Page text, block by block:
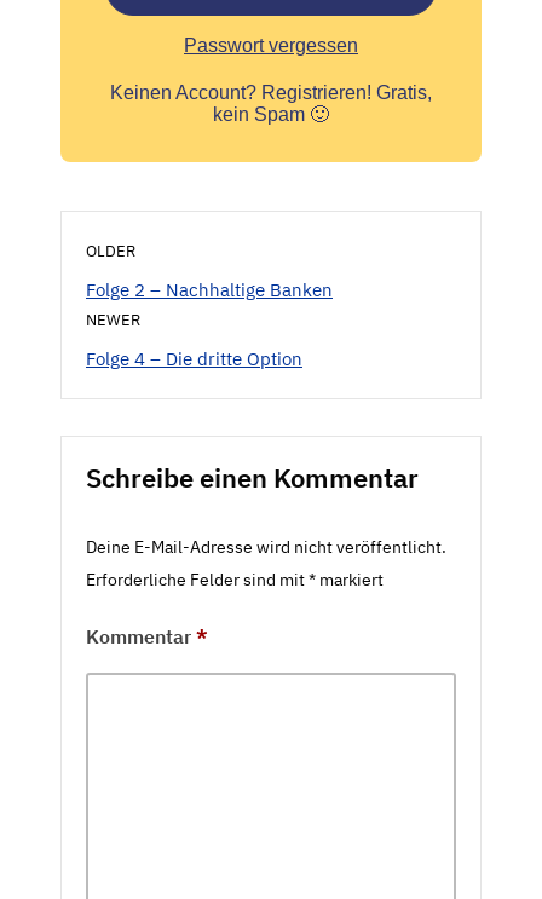
Passwort vergessen
Keinen Account? Registrieren! Gratis,
kein Spam 🙂
OLDER
Folge 2 – Nachhaltige Banken
NEWER
Folge 4 – Die dritte Option
Schreibe einen Kommentar
Deine E-Mail-Adresse wird nicht veröffentlicht.
Erforderliche Felder sind mit* markiert
Kommentar *